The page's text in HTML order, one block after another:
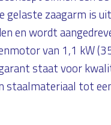
gelaste zaagarm is
en wordt
van 1,1 kW
staat voor
staalmateriaal tot